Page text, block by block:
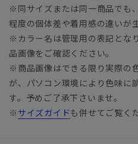
※同サイズまたは同一商品でも
程度の個体差や着用感の違いが
※カラー名は管理用の表記とな
品画像をご確認ください。
※商品画像はできる限り実際の
が、パソコン環境により色味に
す。予めご了承下さいませ。
※ サイズガイドも併せてご覧く